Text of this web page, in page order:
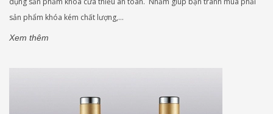
sản phẩm khóa kém chất lượng,...
Xem thêm